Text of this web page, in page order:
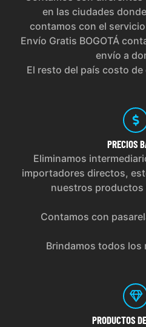
en las ciudades
contamos con el
Envío Gratis BOGOTÁ
envío a
El resto del país costo
PRECIOS
Eliminamos
importadores directos,
nuestros productos
Contamos con
Brindamos todos los
PRODUCTOS